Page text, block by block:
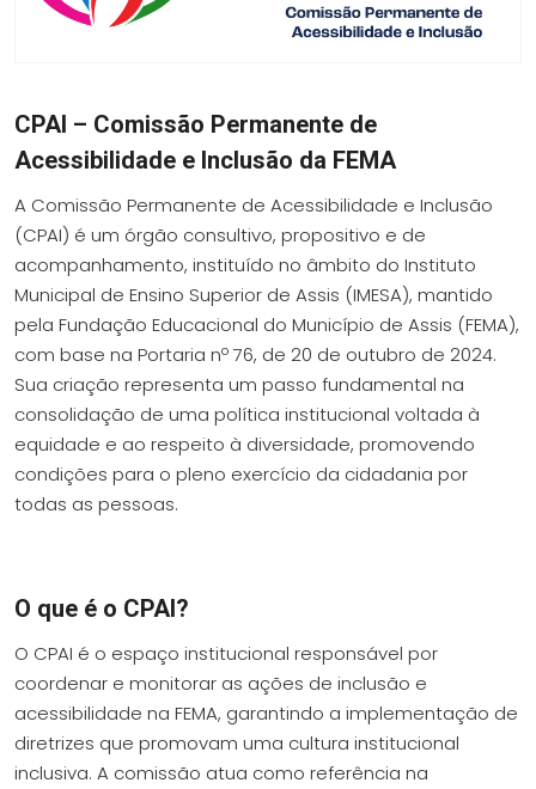
CPAI – Comissão Permanente de
Acessibilidade e Inclusão da FEMA
A Comissão Permanente de Acessibilidade e Inclusão
(CPAI) é um órgão consultivo, propositivo e de
acompanhamento, instituído no âmbito do Instituto
Municipal de Ensino Superior de Assis (IMESA), mantido
pela Fundação Educacional do Município de Assis (FEMA),
com base na Portaria nº76, de 20 de outubro de 2024.
Sua criação representa um passo fundamental na
consolidação de uma política institucional voltada à
equidade e ao respeito à diversidade, promovendo
condições para o pleno exercício da cidadania por
todas as pessoas.
O que é o CPAI?
O CPAI é o espaço institucional responsável por
coordenar e monitorar as ações de inclusão e
acessibilidade na FEMA, garantindo a implementação de
diretrizes que promovam uma cultura institucional
inclusiva. A comissão atua como referência na